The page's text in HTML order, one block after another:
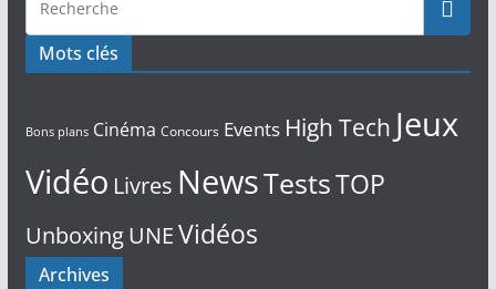
Mots clés
Bons plans Cinéma Concours Events High Tech Jeux
Vidéo Livres NewsTestsTOP
UnboxingUNEVidéos
Archives